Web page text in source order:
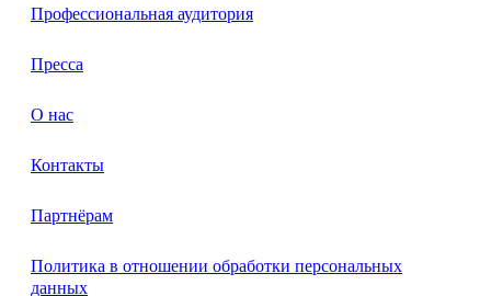
Профессиональная аудитория
Пресса
О нас
Контакты
Партнёрам
Политика в отношении обработки персональных
данных